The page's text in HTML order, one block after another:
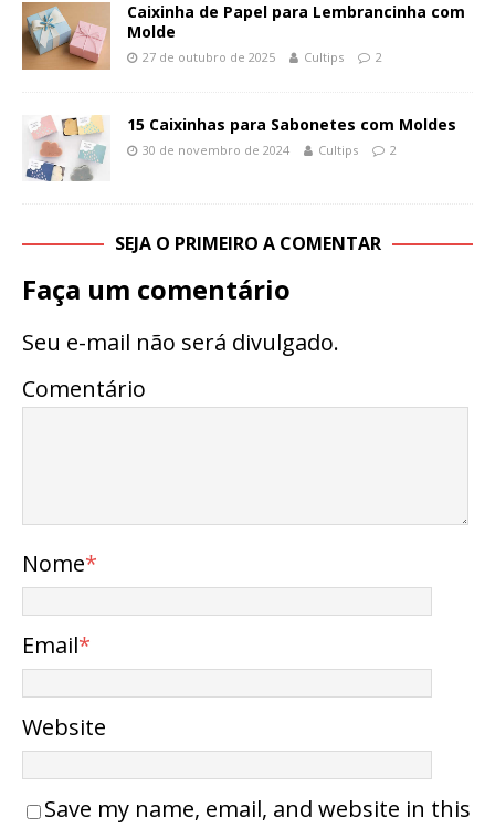
Caixinha de Papel para Lembrancinha com
Molde
27 de outubro de 2025 Cultips 2
15 Caixinhas para Sabonetes com Moldes
30 de novembro de 2024 Cultips 2
SEJA O PRIMEIRO A COMENTAR
Faça um comentário
Seu e-mail não será divulgado.
Comentário
Nome*
Email*
Website
Save my name, email, and website in this